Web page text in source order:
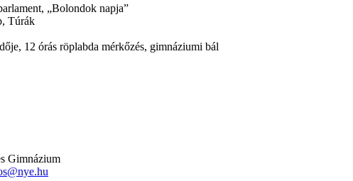
„Bolondok napja”
Túrák
12 órás röplabda mérkőzés, gimnáziumi bál
Gimnázium